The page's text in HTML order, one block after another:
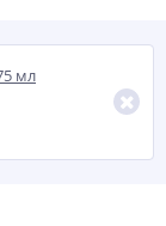
мл